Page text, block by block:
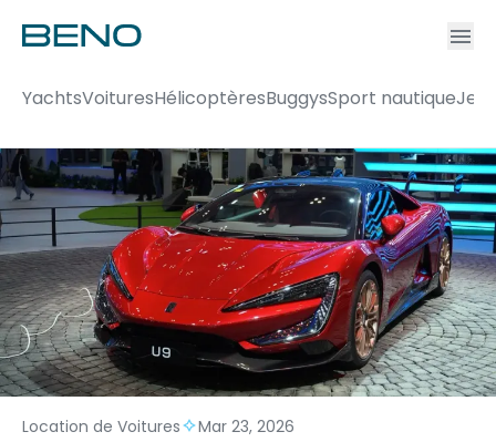
YachtsVoituresHélicoptèresBuggysSport nautique
Location de Voitures Mar 23, 2026